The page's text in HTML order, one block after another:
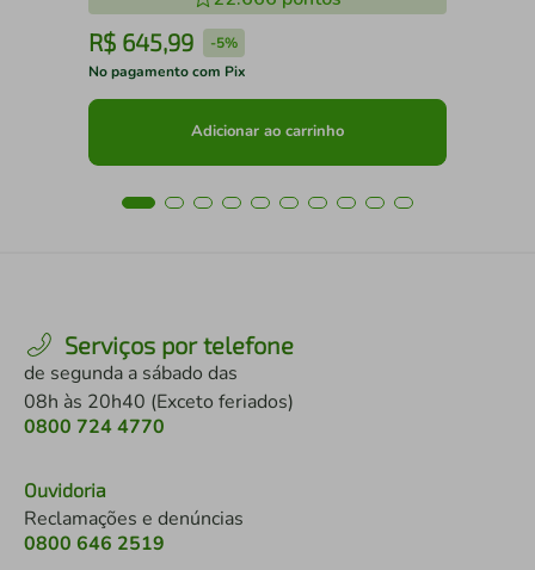
R$ 645,99 -5%
No pagamento com Pix
Adicionar ao carrinho
Serviços por telefone
de segunda a sábado das
08h às 20h40 (Exceto feriados)
0800 724 4770
Ouvidoria
Reclamações e denúncias
0800 646 2519